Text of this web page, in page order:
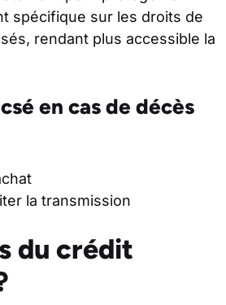
spécifique sur les droits de
rendant plus accessible la
en cas de décès
la transmission
du crédit